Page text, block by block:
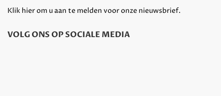
Klik hier om u aan te melden voor onze nieuwsbrief.
VOLG ONS OP SOCIALE MEDIA